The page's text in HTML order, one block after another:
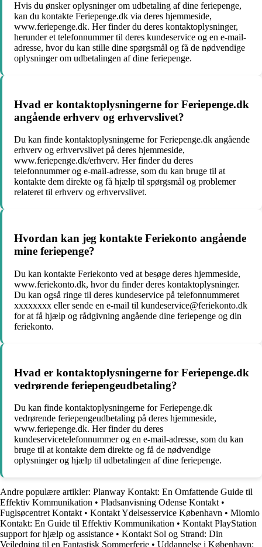
Hvis du ønsker oplysninger om udbetaling af dine feriepenge,
kan du kontakte Feriepenge.dk via deres hjemmeside,
www.feriepenge.dk. Her finder du deres kontaktoplysninger,
herunder et telefonnummer til deres kundeservice og en e-mail-
adresse, hvor du kan stille dine spørgsmål og få de nødvendige
oplysninger om udbetalingen af dine feriepenge.
Hvad er kontaktoplysningerne for Feriepenge.dk
angående erhverv og erhvervslivet?
Du kan finde kontaktoplysningerne for Feriepenge.dk angående
erhverv og erhvervslivet på deres hjemmeside,
www.feriepenge.dk/erhverv. Her finder du deres
telefonnummer og e-mail-adresse, som du kan bruge til at
kontakte dem direkte og få hjælp til spørgsmål og problemer
relateret til erhverv og erhvervslivet.
Hvordan kan jeg kontakte Feriekonto angående
mine feriepenge?
Du kan kontakte Feriekonto ved at besøge deres hjemmeside,
www.feriekonto.dk, hvor du finder deres kontaktoplysninger.
Du kan også ringe til deres kundeservice på telefonnummeret
xxxxxxxx eller sende en e-mail til kundeservice@feriekonto.dk
for at få hjælp og rådgivning angående dine feriepenge og din
feriekonto.
Hvad er kontaktoplysningerne for Feriepenge.dk
vedrørende feriepengeudbetaling?
Du kan finde kontaktoplysningerne for Feriepenge.dk
vedrørende feriepengeudbetaling på deres hjemmeside,
www.feriepenge.dk. Her finder du deres
kundeservicetelefonnummer og en e-mail-adresse, som du kan
bruge til at kontakte dem direkte og få de nødvendige
oplysninger og hjælp til udbetalingen af dine feriepenge.
Andre populære artikler: Planway Kontakt: En Omfattende Guide til
Effektiv Kommunikation • Pladsanvisning Odense Kontakt •
Fuglsøcentret Kontakt • Kontakt Ydelsesservice København • Miomio
Kontakt: En Guide til Effektiv Kommunikation • Kontakt PlayStation
support for hjælp og assistance • Kontakt Sol og Strand: Din
Vejledning til en Fantastisk Sommerferie • Uddannelse i København: